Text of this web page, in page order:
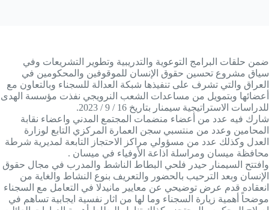
ضمن حلقات البرامج التوعوية والتدريبية وتطوير التشريعات وفي
سياق مشروع تحسين حقوق الإنسان للموقوفين والمحكومين في
العراق والتي تشرف على تنفيذها شبكة العدالة للسجناء وبالتعاون مع
أعضائها وبتمويل من مساعدات الشعب النرويجي نفذت مؤسسة الهدى
للدراسات الاستراتيجية سيمنار بتاريخ 16 / 9 / 2023.
شارك فيه عدد من أعضاء منضمات المجتمع المدني واعضاء نقابة
المحامين وعدد من منتسبي سجن العمارة المركزي التابع لوزارة
العدل وكذلك عدد من مسؤولي مراكز الاحتجاز التابعة لمديرية شرطة
محافظة ميسان ومراسلة اذاعة الأوفياء في ميسان .
وافتتح السيمنار حيدر فلحي البطاط الناشط والمدرب في مجال حقوق
الإنسان وبعد الترحيب بالحضور والتعريف بنوع النشاط والغاية من
انعقاده قدم عرض توضيحي عن معايير مانيدلا في التعامل مع السجناء
موضحاً أهمية زيارة السجناء وما لها من اثار نفسية ايجابية تساهم في